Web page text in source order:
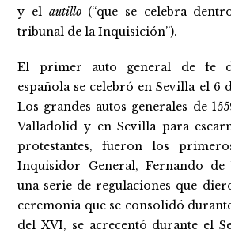
y el autillo(“que se celebra
tribunal de la Inquisición”).
El primer auto general de fe
española se celebró en Sevilla el 6
Los grandes autos generales de
Valladolid y en Sevilla para
protestantes, fueron los
Inquisidor General, Fernando de
una serie de regulaciones que
ceremonia que se consolidó
del XVI, se acrecentó durante el